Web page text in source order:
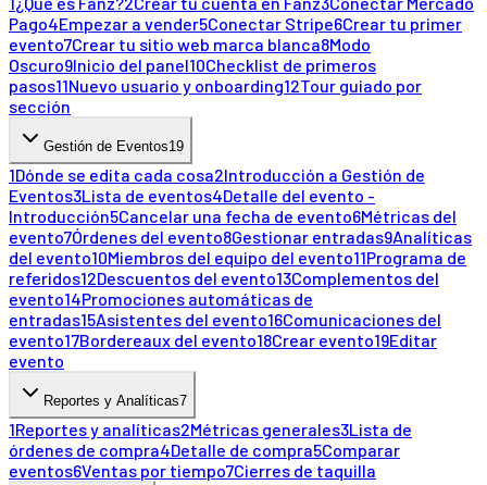
Pago4Empezar a vender5Conectar Stripe6Crear tu primer
evento7Crear tu sitio web marca blanca8Modo
Oscuro9Inicio del panel10Checklist de primeros
pasos11Nuevo usuario y onboarding12Tour guiado por
sección
Gestión de Eventos19
1Dónde se edita cada cosa2Introducción a Gestión de
Eventos3Lista de eventos4Detalle del evento -
Introducción5Cancelar una fecha de evento6Métricas del
evento7Órdenes del evento8Gestionar entradas9Analíticas
del evento10Miembros del equipo del evento11Programa de
referidos12Descuentos del evento13Complementos del
evento14Promociones automáticas de
entradas15Asistentes del evento16Comunicaciones del
evento17Bordereaux del evento18Crear evento19Editar
evento
Reportes y Analíticas7
1Reportes y analíticas2Métricas generales3Lista de
órdenes de compra4Detalle de compra5Comparar
eventos6Ventas por tiempo7Cierres de taquilla